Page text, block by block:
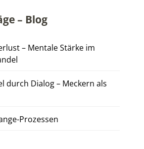
– Blog
– Mentale Stärke im
durch Dialog – Meckern als
Prozessen